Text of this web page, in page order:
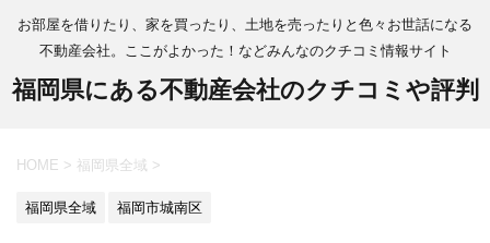
お部屋を借りたり、家を買ったり、土地を売ったりと色々お世話になる
不動産会社。ここがよかった！などみんなのクチコミ情報サイト
福岡県にある不動産会社のクチコミや評判
HOME > 福岡県全域 >
福岡県全域 福岡市城南区